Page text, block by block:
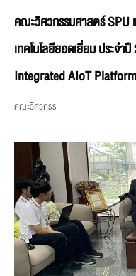
คณะวิศวกรรมศาสตร์ SPU
เทคโนโลยียอดเยี่ยม ประจำ
Integrated AIoT
คณะวิศวกรร